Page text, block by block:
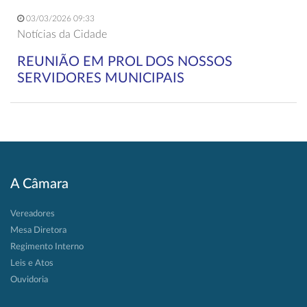
03/03/2026 09:33
Notícias da Cidade
REUNIÃO EM PROL DOS NOSSOS
SERVIDORES MUNICIPAIS
A Câmara
Vereadores
Mesa Diretora
Regimento Interno
Leis e Atos
Ouvidoria